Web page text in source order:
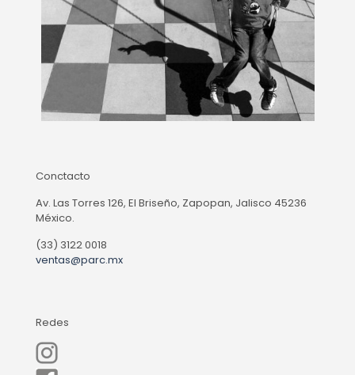
Conctacto
Av. Las Torres 126, El Briseño, Zapopan, Jalisco 45236
México.
(33) 3122 0018
ventas@parc.mx
Redes